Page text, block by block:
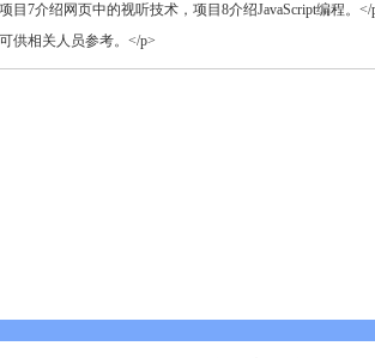
目7介绍网页中的视听技术，项目8介绍JavaScript编程。
供相关人员参考。</p>